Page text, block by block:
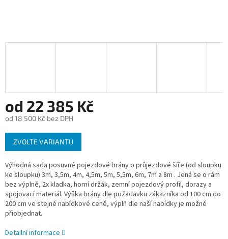
od 22 385 Kč
od 18 500 Kč bez DPH
Měrná
cena:
ZVOLTE VARIANTU
Výhodná sada posuvné pojezdové brány o průjezdové šíře (od sloupku
ke sloupku) 3m, 3,5m, 4m, 4,5m, 5m, 5,5m, 6m, 7m a 8m . Jená se o rám
bez výplně, 2x kladka, horní držák, zemní pojezdový profil, dorazy a
spojovací materiál. Výška brány dle požadavku zákazníka od 100 cm do
200 cm ve stejné nabídkové ceně, výplň dle naší nabídky je možné
přiobjednat.
Detailní informace